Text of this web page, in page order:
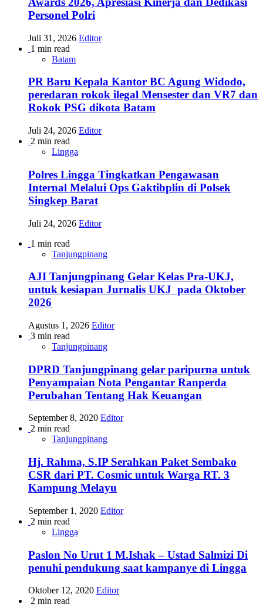
Personel Polri
Juli 31, 2026 Editor
1 min read
Batam
PR Baru Kepala Kantor BC Agung Widodo,
peredaran rokok ilegal Mensester dan VR7 dan
Rokok PSG dikota Batam
Juli 24, 2026 Editor
2 min read
Lingga
Polres Lingga Tingkatkan Pengawasan
Internal Melalui Ops Gaktibplin di Polsek
Singkep Barat
Juli 24, 2026 Editor
1 min read
Tanjungpinang
AJI Tanjungpinang Gelar Kelas Pra-UKJ,
untuk kesiapan Jurnalis UKJ pada Oktober
2026
Agustus 1, 2026 Editor
3 min read
Tanjungpinang
DPRD Tanjungpinang gelar paripurna untuk
Penyampaian Nota Pengantar Ranperda
Perubahan Tentang Hak Keuangan
September 8, 2020 Editor
2 min read
Tanjungpinang
Hj. Rahma, S.IP Serahkan Paket Sembako
CSR dari PT. Cosmic untuk Warga RT. 3
Kampung Melayu
September 1, 2020 Editor
2 min read
Lingga
Paslon No Urut 1 M.Ishak – Ustad Salmizi Di
penuhi pendukung saat kampanye di Lingga
Oktober 12, 2020 Editor
2 min read